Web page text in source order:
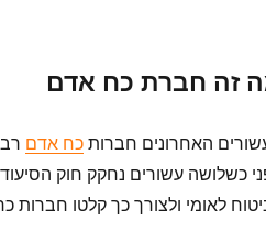
זה חברת כח אדם
האחרונים חברות כח אדם
כשלושה עשורים נחקק חוק
לאומי ולצורך כך קלטו חברות